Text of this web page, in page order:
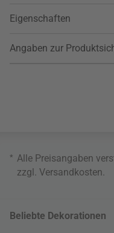
Eigenschaften
Angaben zur
* Alle Preisangaben
zzgl. Versandkosten
Beliebte Dekorationen